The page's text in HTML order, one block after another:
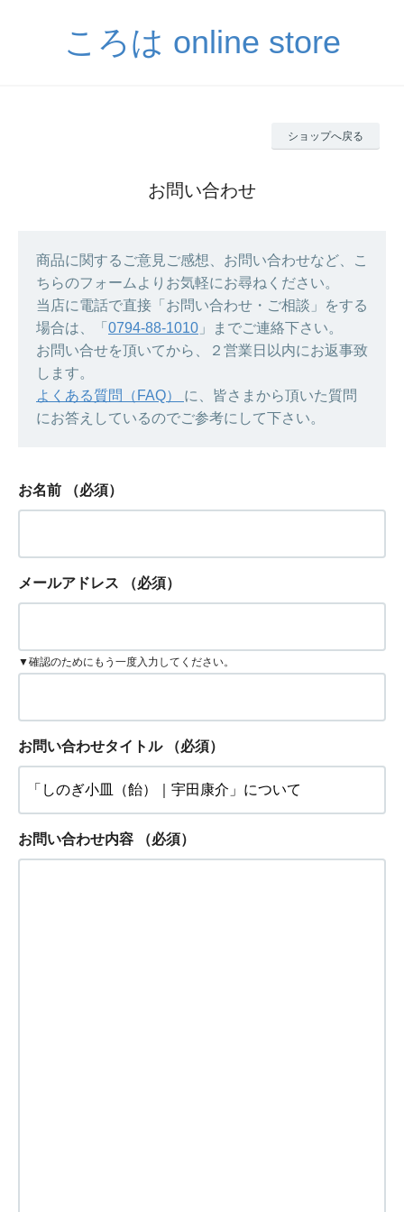
ころは online store
ショップへ戻る
お問い合わせ
商品に関するご意見ご感想、お問い合わせなど、こ
ちらのフォームよりお気軽にお尋ねください。
当店に電話で直接「お問い合わせ・ご相談」をする
場合は、「 0794-88-1010 」までご連絡下さい。
お問い合せを頂いてから、２営業日以内にお返事致
します。
よくある質問（FAQ） に、皆さまから頂いた質問
にお答えしているのでご参考にして下さい。
お名前 （必須）
メールアドレス （必須）
▼確認のためにもう一度入力してください。
お問い合わせタイトル （必須）
お問い合わせ内容 （必須）